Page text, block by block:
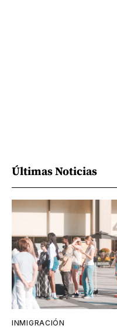
Últimas Noticias
INMIGRACIÓN